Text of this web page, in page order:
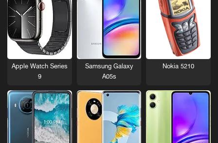
Nokia 5210
Samsung Galaxy
A05s
Apple Watch Series
9